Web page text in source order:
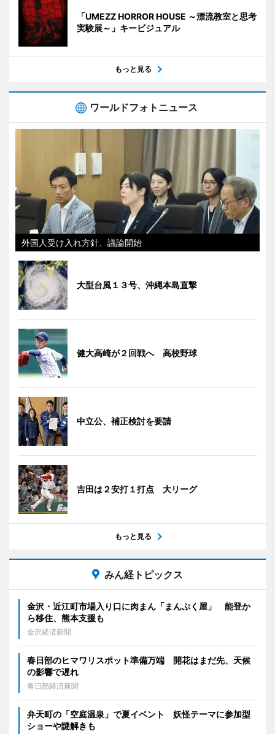
「UMEZZ HORROR HOUSE ～漂流教室と思考
実験展～」キービジュアル
もっと見る
ワールドフォトニュース
外国人受け入れ方針、議論開始
大型台風１３号、沖縄本島直撃
健大高崎が２回戦へ 高校野球
中立公、補正検討を要請
吉田は２安打１打点 大リーグ
もっと見る
みん経トピックス
金沢・近江町市場入り口に肉まん「まんぷく屋」 能登か
ら移住、熊本支援も
金沢経済新聞
春日部のヒマワリスポット準備万端 開花はまだ先、天候
の影響で遅れ
春日部経済新聞
弁天町の「空庭温泉」で夏イベント 妖怪テーマに参加型
ショーや謎解きも